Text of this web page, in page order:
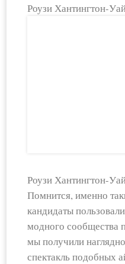
Роузи Хантингтон-
Роузи Хантингтон-
Помнится, именно
кандидаты
модного сообщества
мы получили
спектакль подобных